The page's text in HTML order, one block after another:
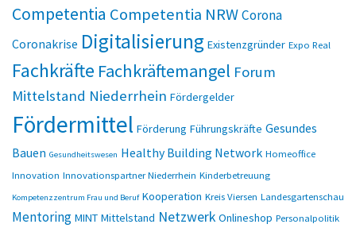
Competentia Competentia NRWCorona
Coronakrise Digitalisierung Existenzgründer Expo Real
Fachkräfte Fachkräftemangel Forum
Mittelstand Niederrhein Fördergelder
Fördermittel Förderung Führungskräfte Gesundes
Bauen Gesundheitswesen Healthy Building Network Homeoffice
Innovation Innovationspartner Niederrhein Kinderbetreuung
Kompetenzzentrum Frau und Beruf Kooperation Kreis Viersen Landesgartenschau
Mentoring MINT Mittelstand Netzwerk Onlineshop Personalpolitik